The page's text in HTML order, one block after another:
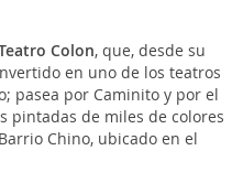
Colon, que, desde su
en uno de los teatros
pasea por Caminito y por el
pintadas de miles de colores
Chino, ubicado en el